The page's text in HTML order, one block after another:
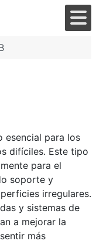
esencial para los
difíciles. Este tipo
para el
soporte y
irregulares.
y sistemas de
a mejorar la
más